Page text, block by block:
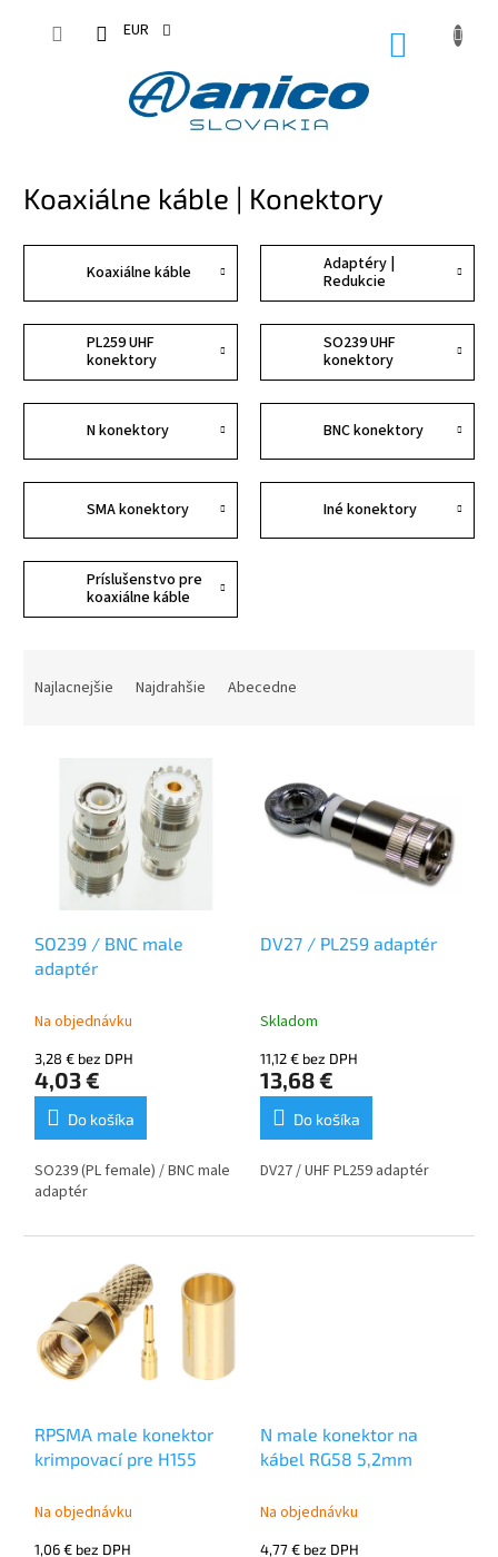
EUR
Koaxiálne káble | Konektory
Koaxiálne káble
Adaptéry |
Redukcie
PL259 UHF
konektory
SO239 UHF
konektory
N konektory BNC konektory
SMA konektory Iné konektory
Príslušenstvo pre
koaxiálne káble
a
v
Najlacnejšie Najdrahšie Abecedne
u
o
v
SO239 / BNC male
adaptér
Na objednávku
3,28 € bez DPH
4,03 €
Do košíka
SO239 (PL female) / BNC male
adaptér
DV27 / PL259 adaptér
Skladom
11,12 € bez DPH
13,68 €
Do košíka
DV27 / UHF PL259 adaptér
RPSMA male konektor
krimpovací pre H155
Na objednávku
1,06 € bez DPH
N male konektor na
kábel RG58 5,2mm
Na objednávku
4,77 € bez DPH